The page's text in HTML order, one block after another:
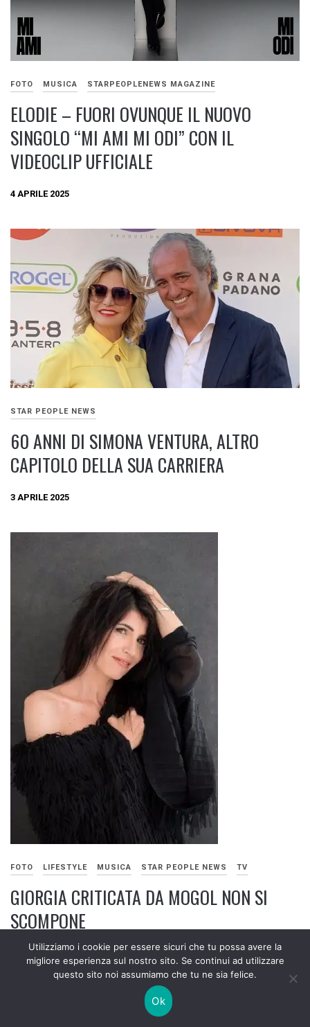
FOTO MUSICA STARPEOPLENEWS MAGAZINE
ELODIE – FUORI OVUNQUE IL NUOVO
SINGOLO “MI AMI MI ODI” CON IL
VIDEOCLIP UFFICIALE
4 APRILE 2025
STAR PEOPLE NEWS
60 ANNI DI SIMONA VENTURA, ALTRO
CAPITOLO DELLA SUA CARRIERA
3 APRILE 2025
FOTO LIFESTYLE MUSICA STAR PEOPLE NEWS TV
GIORGIA CRITICATA DA MOGOL NON SI
SCOMPONE
20 FEBBRAIO 2025
Utilizziamo i cookie per essere sicuri che tu possa avere la
migliore esperienza sul nostro sito. Se continui ad utilizzare
questo sito noi assumiamo che tu ne sia felice.
Ok